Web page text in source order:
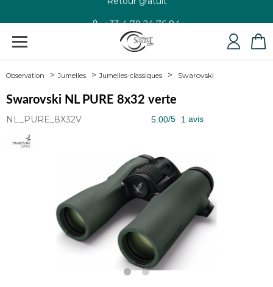
Observation Jumelles Jumelles-classiques Swarovski
Swarovski NL PURE 8x32 verte
NL_PURE_8X32V 5.00/5 1 avis